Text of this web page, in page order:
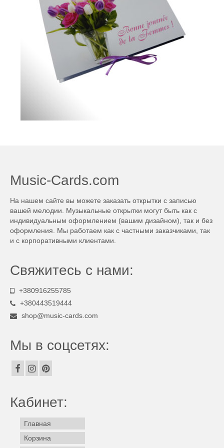
Music-Cards.com
На нашем сайте вы можете заказать открытки с записью
вашей мелодии. Музыкальные открытки могут быть как с
индивидуальным оформлением (вашим дизайном), так и без
оформления. Мы работаем как с частными заказчиками, так
и с корпоративными клиентами.
Свяжитесь с нами:
+380916255785
+380443519444
shop@music-cards.com
Мы в соцсетях:
Кабинет:
Главная
Корзина